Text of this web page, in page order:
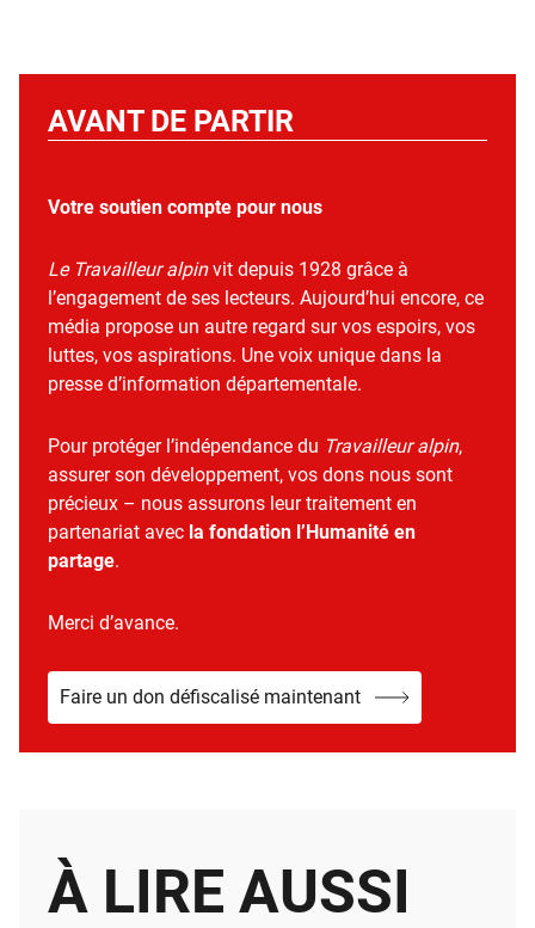
AVANT DE PARTIR
Votre soutien compte pour nous
Le Travailleur alpinvit depuis 1928 grâce à
l’engagement de ses lecteurs. Aujourd’hui encore, ce
média propose un autre regard sur vos espoirs, vos
luttes, vos aspirations. Une voix unique dans la
presse d’information départementale.
Pour protéger l’indépendance du Travailleur alpin,
assurer son développement, vos dons nous sont
précieux – nous assurons leur traitement en
partenariat avec la fondation l’Humanité en
partage.
Merci d’avance.
Faire un don défiscalisé maintenant
À LIRE AUSSI